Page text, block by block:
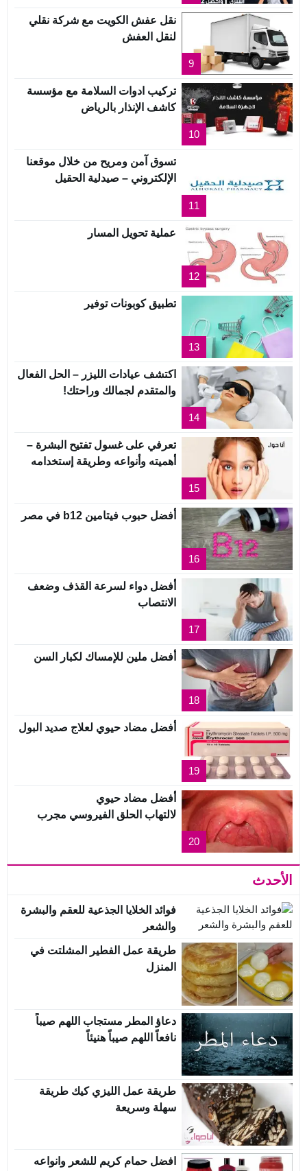
9
نقل عفش الكويت مع شركة نقلي
لنقل العفش
10
تركيب ادوات السلامة مع مؤسسة
كاشف الإنذار بالرياض
11
تسوق آمن ومريح من خلال موقعنا
الإلكتروني – صيدلية الحقيل
12
عملية تحويل المسار
13
تطبيق كوبونات توفير
14
اكتشف عيادات الليزر – الحل الفعال
والمتقدم لجمالك وراحتك!
15
تعرفي على غسول تفتيح البشرة –
أهميته وأنواعه وطريقة إستخدامه
16
أفضل حبوب فيتامين b12 في مصر
17
أفضل دواء لسرعة القذف وضعف
الانتصاب
18
أفضل ملين للإمساك لكبار السن
19
أفضل مضاد حيوي لعلاج صديد البول
20
أفضل مضاد حيوي
لالتهاب الحلق الفيروسي مجرب
الأحدث
فوائد الخلايا الجذعية للعقم والبشرة
والشعر
طريقة عمل الفطير المشلتت في
المنزل
دعاؤ المطر مستجاب اللهم صيباً
نافعاً اللهم صيباً هنيئاً
طريقة عمل الليزي كيك طريقة
سهلة وسريعة
افضل حمام كريم للشعر وانواعه